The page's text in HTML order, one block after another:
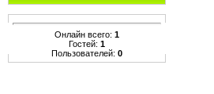
Онлайн всего: 1
Гостей: 1
Пользователей: 0